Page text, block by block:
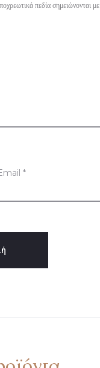
πεδία σημειώνονται με
*